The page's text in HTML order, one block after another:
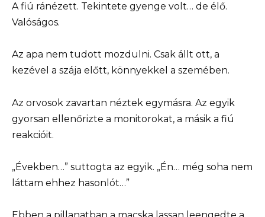
A fiú ránézett. Tekintete gyenge volt… de élő.
Valóságos.
Az apa nem tudott mozdulni. Csak állt ott, a
kezével a szája előtt, könnyekkel a szemében.
Az orvosok zavartan néztek egymásra. Az egyik
gyorsan ellenőrizte a monitorokat, a másik a fiú
reakcióit.
„Években…” suttogta az egyik. „Én… még soha nem
láttam ehhez hasonlót…”